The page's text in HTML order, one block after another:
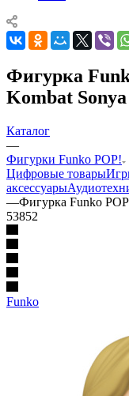
Фигурка
Kombat
Каталог
—
Фигурки Funko POP!
Цифровые товары
аксессуары
—Фигурка Funko
53852
Funko